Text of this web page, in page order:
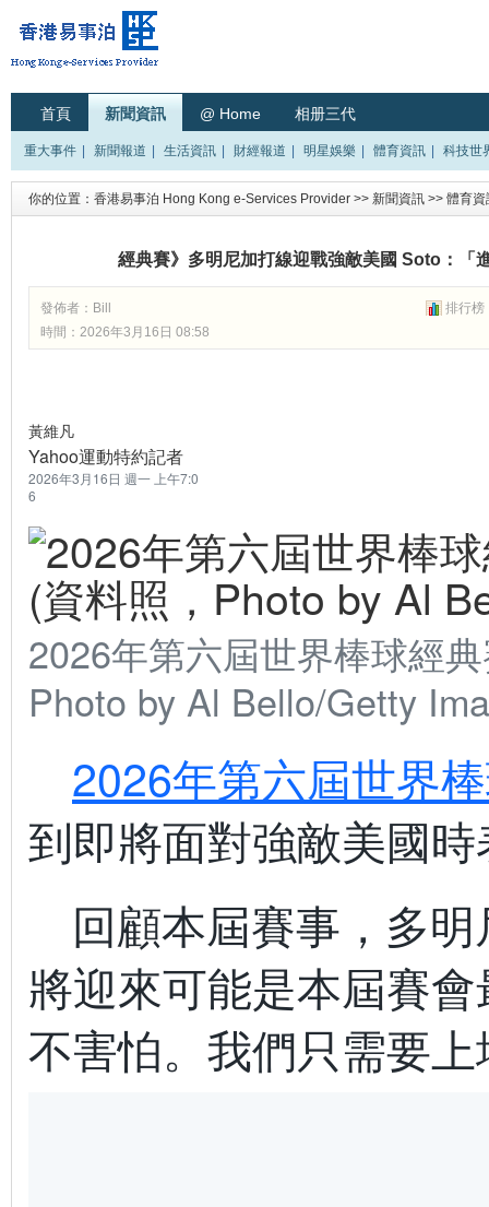
首頁 新聞資訊 @ Home 相册三代
重大事件 新聞報道 生活資訊 財經報道 明星娛樂 體育資訊 科技世
你的位置： 香港易事泊 Hong Kong e-Services Provider >> 新聞資訊 >> 體育資
經典賽》多明尼加打線迎戰強敵美國 Soto：「
排行榜
發佈者： Bill
時間：2026年3月16日 08:58
黃維凡
Yahoo運動特約記者
2026年3月16日 週一 上午7:0
6
2026年第六屆世界棒球經
Photo by Al Bello/Getty
2026年第六屆世界
到即將面對強敵美國
回顧本屆賽事，多
將迎來可能是本屆賽
不害怕。我們只需要